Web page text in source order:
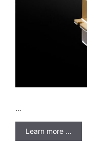
…
Learn more …